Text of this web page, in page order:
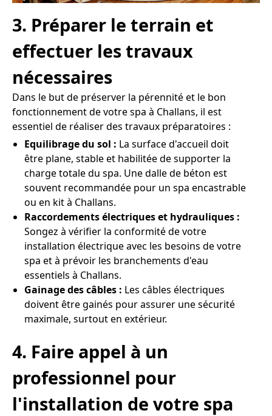
3. Préparer le terrain et
effectuer les travaux
nécessaires
Dans le but de préserver la pérennité et le bon
fonctionnement de votre spa à Challans, il est
essentiel de réaliser des travaux préparatoires :
Equilibrage du sol : La surface d'accueil doit
être plane, stable et habilitée de supporter la
charge totale du spa. Une dalle de béton est
souvent recommandée pour un spa encastrable
ou en kit à Challans.
Raccordements électriques et hydrauliques :
Songez à vérifier la conformité de votre
installation électrique avec les besoins de votre
spa et à prévoir les branchements d'eau
essentiels à Challans.
Gainage des câbles : Les câbles électriques
doivent être gainés pour assurer une sécurité
maximale, surtout en extérieur.
4. Faire appel à un
professionnel pour
l'installation de votre spa